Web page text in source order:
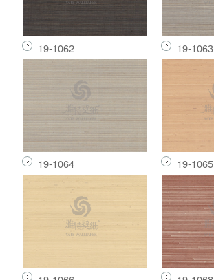
19-1062 19-1063
19-1064 19-1065